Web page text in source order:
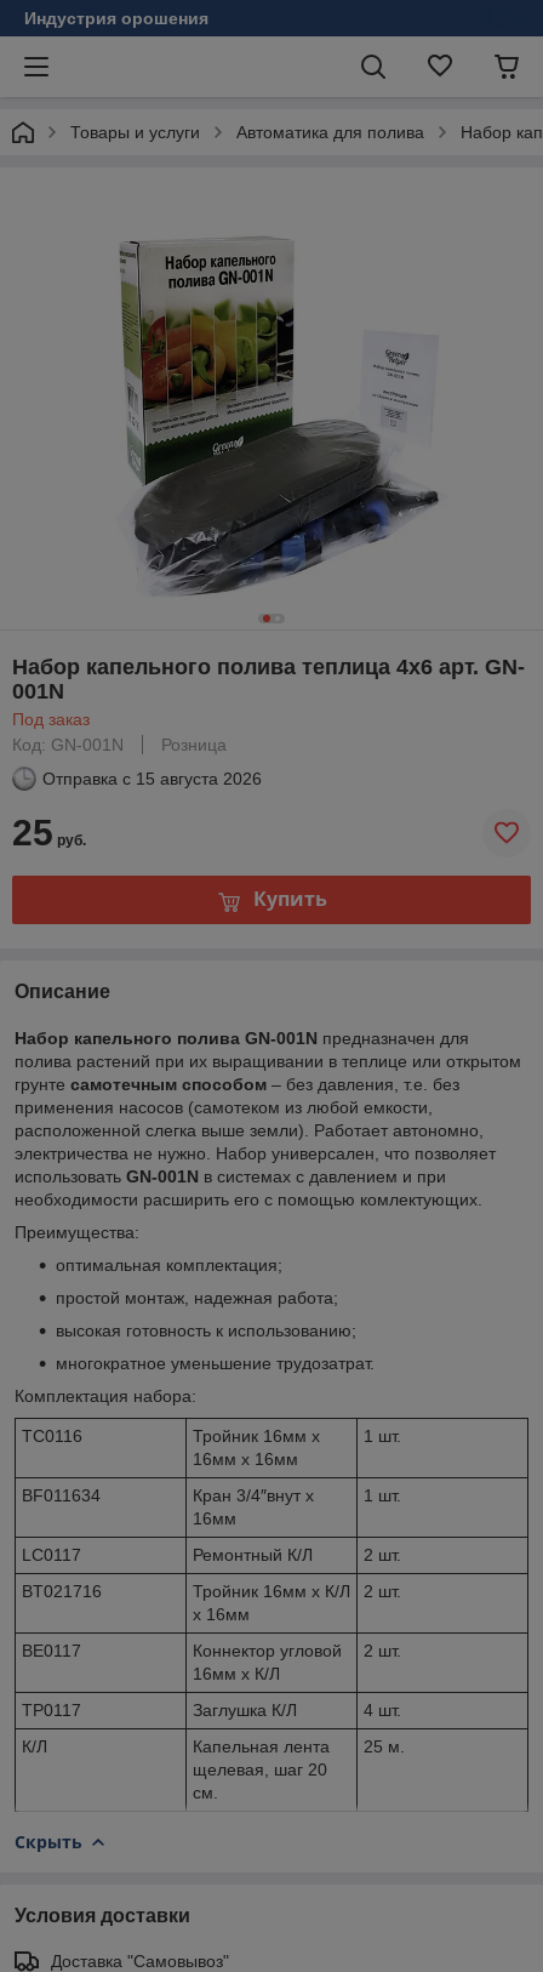
Индустрия орошения
Товары и услуги Автоматика для полива Набор
Набор капельного полива теплица 4х6 арт. GN-
001N
Под заказ
Код: GN-001N
Розница
Отправка с 15 августа 2026
25 руб.
Купить
Описание
Набор капельного полива GN-001N предназначен для
полива растений при их выращивании в теплице или открытом
грунте самотечным способом – без давления, т.е. без
применения насосов (самотеком из любой емкости,
расположенной слегка выше земли). Работает автономно,
электричества не нужно. Набор универсален, что позволяет
использовать GN-001N в системах с давлением и при
необходимости расширить его с помощью комлектующих.
Преимущества:
оптимальная комплектация;
простой монтаж, надежная работа;
высокая готовность к использованию;
многократное уменьшение трудозатрат.
Комплектация набора:
TC0116
Тройник 16мм х
16мм х 16мм
1 шт.
BF011634
Кран 3/4″внут х
16мм
1 шт.
LC0117 Ремонтный К/Л
2 шт.
BT021716
Тройник 16мм х К/Л
х 16мм
2 шт.
BE0117
Коннектор угловой
16мм х К/Л
2 шт.
TP0117 Заглушка К/Л
4 шт.
К/Л
Капельная лента
щелевая, шаг 20
см.
25 м.
Скрыть
Условия доставки
Доставка "Самовывоз"